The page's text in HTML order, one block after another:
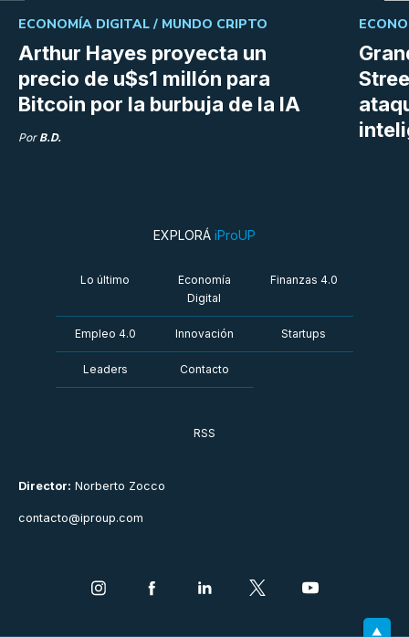
Arthur Hayes proyecta un
precio de u$s1 millón para
Bitcoin por la burbuja de la IA
ECONOMÍA DIGITAL / MUNDO CRIPTO
Por B.D.
Director: Norberto Zocco
contacto@iproup.com
EXPLORÁ iProUP
Lo último
Economía
Digital
Finanzas 4.0
Empleo 4.0 Innovación Startups
Leaders Contacto
RSS